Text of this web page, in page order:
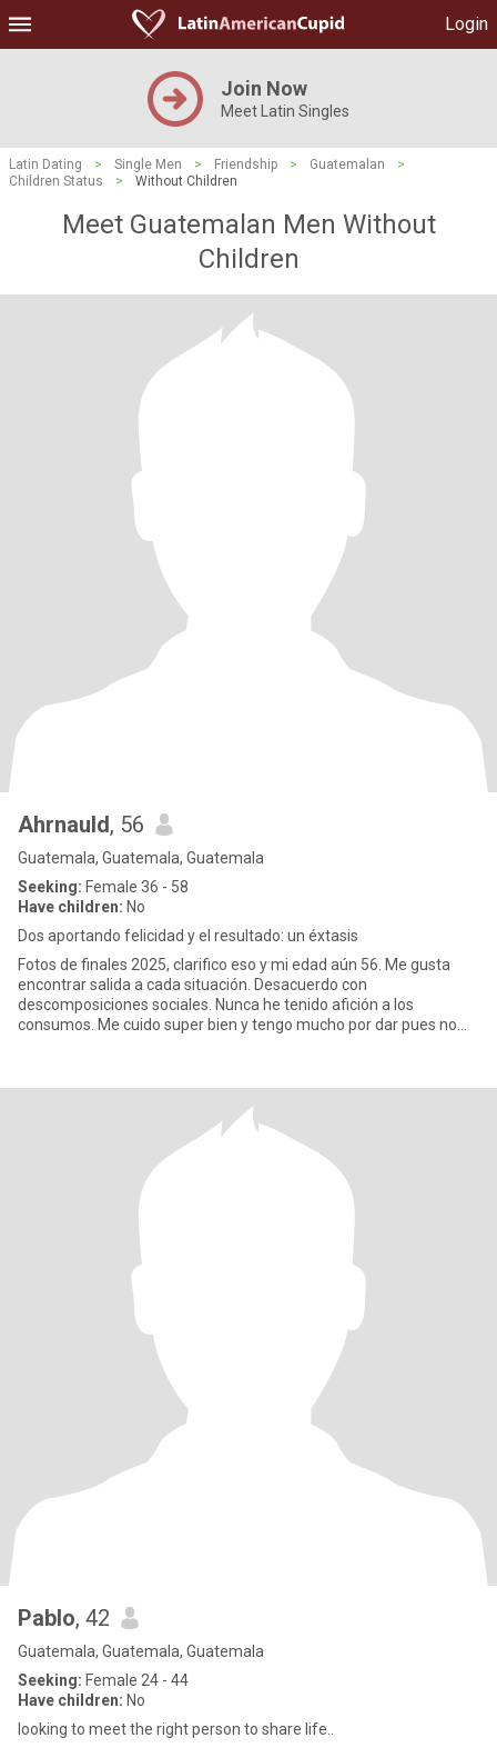
Login
Join Now
Meet Latin Singles
Latin Dating > Single Men > Friendship > Guatemalan
>
Children Status
> Without Children
Meet Guatemalan Men Without
Children
Ahrnauld, 56
Guatemala, Guatemala, Guatemala
Seeking: Female 36 - 58
Have children: No
Dos aportando felicidad y el resultado: un éxtasis
Fotos de finales 2025, clarifico eso y mi edad aún 56. Me gusta
encontrar salida a cada situación. Desacuerdo con
descomposiciones sociales. Nunca he tenido afición a los
consumos. Me cuido super bien y tengo mucho por dar pues no
Pablo, 42
Guatemala, Guatemala, Guatemala
Seeking: Female 24 - 44
Have children: No
looking to meet the right person to share life..